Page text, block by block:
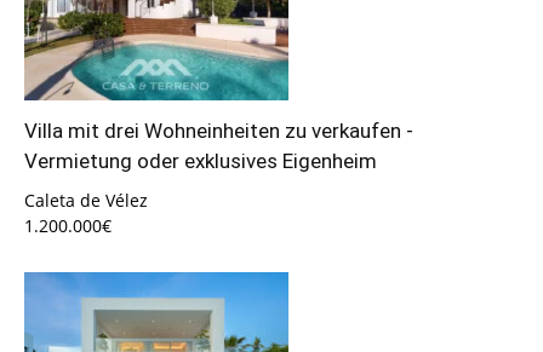
Villa mit drei Wohneinheiten zu verkaufen -
Vermietung oder exklusives Eigenheim
Caleta de Vélez
1.200.000€